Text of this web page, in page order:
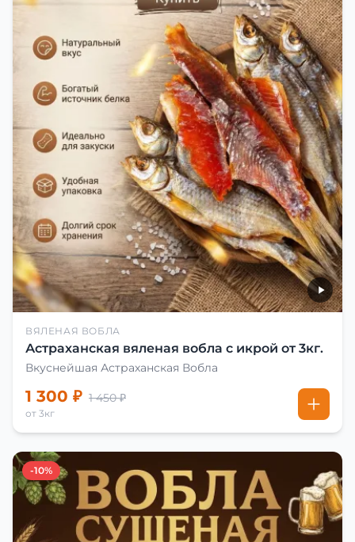
ВЯЛЕНАЯ ВОБЛА
Астраханская вяленая вобла с икрой от 3кг.
Вкуснейшая Астраханская Вобла
1 300 ₽ 1 450 ₽
от 3кг
-10%